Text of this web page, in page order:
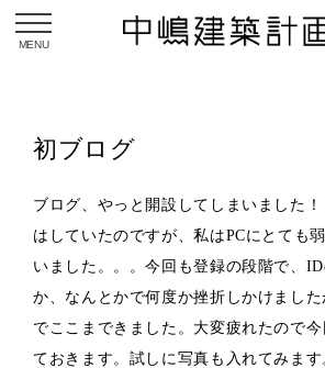
初ブログ
ブログ、やっと開設してしまいました
はしていたのですが、私はPCにとても
いました。。。今回も登録の段階で、
か、なんとかで何度か挫折しかけまし
でここまできました。大変疲れたので
ておきます。試しに写真も入れてみま
toggle navigation